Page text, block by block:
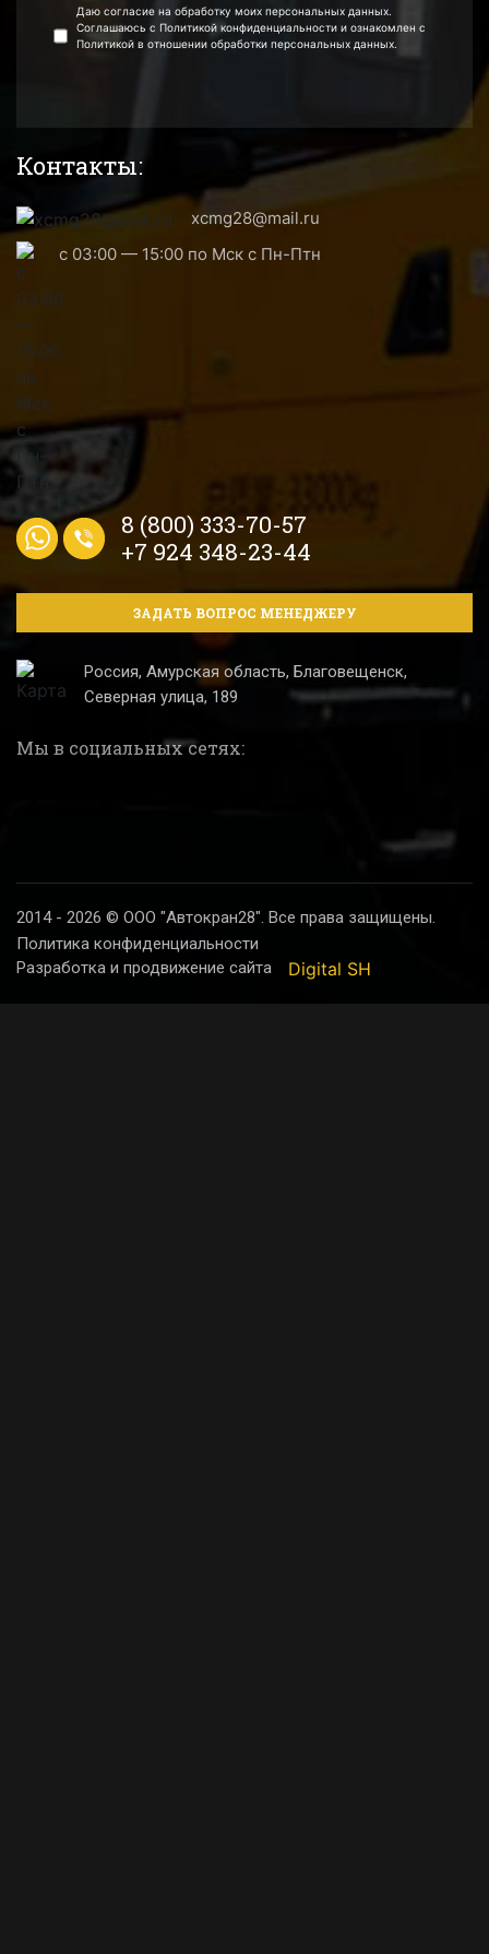
Даю согласие на обработку моих персональных данных.
Соглашаюсь с Политикой конфиденциальности и ознакомлен с
Политикой в отношении обработки персональных данных.
Контакты:
xcmg28@mail.ru
с 03:00 — 15:00 по Мск с Пн-Птн
8 (800) 333-70-57
+7 924 348-23-44
ЗАДАТЬ ВОПРОС МЕНЕДЖЕРУ
Россия, Амурская область, Благовещенск,
Северная улица, 189
Мы в социальных сетях:
2014 - 2026 © ООО "Автокран28". Все права защищены.
Политика конфиденциальности
Разработка и продвижение сайта
Digital SH